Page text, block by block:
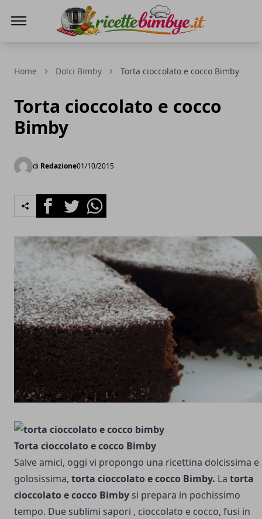
Home Dolci Bimby Torta cioccolato e cocco Bimby
Torta cioccolato e cocco
Bimby
di Redazione01/10/2015
FacebookTwitterWhatsapp
Torta cioccolato e cocco Bimby
Salve amici, oggi vi propongo una ricettina dolcissima e
golosissima, torta cioccolato e cocco Bimby. La torta
cioccolato e cocco Bimby si prepara in pochissimo
tempo. Due sublimi sapori , cioccolato e cocco, fusi in